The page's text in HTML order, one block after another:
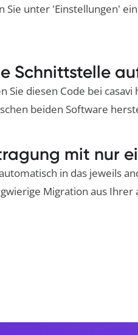
Sie unter 'Einstellungen'
Schnittstelle
Sie diesen Code bei
beiden Software
mit nur
in das jeweils
Migration aus